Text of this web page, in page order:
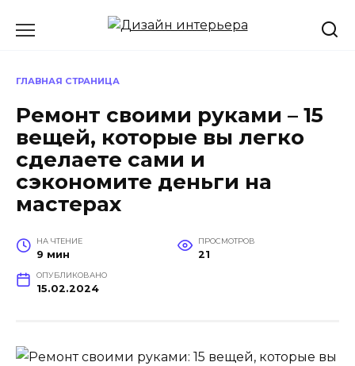
ГЛАВНАЯ СТРАНИЦА
Ремонт своими руками – 15
вещей, которые вы легко
сделаете сами и
сэкономите деньги на
мастерах
НА ЧТЕНИЕ
9 мин
ПРОСМОТРОВ
21
ОПУБЛИКОВАНО
15.02.2024